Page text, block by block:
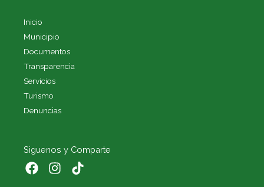
Inicio
Municipio
Documentos
Transparencia
Servicios
Turismo
Denuncias
Siguenos y Comparte